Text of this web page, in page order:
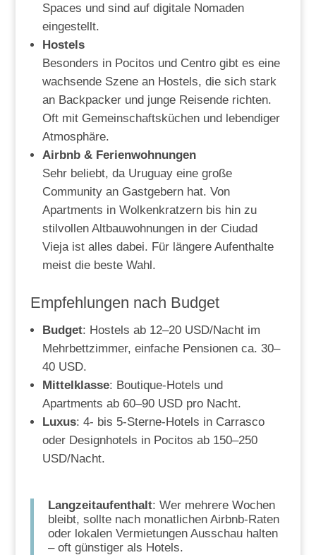
Spaces und sind auf digitale Nomaden
eingestellt.
Hostels
Besonders in Pocitos und Centro gibt es eine
wachsende Szene an Hostels, die sich stark
an Backpacker und junge Reisende richten.
Oft mit Gemeinschaftsküchen und lebendiger
Atmosphäre.
Airbnb & Ferienwohnungen
Sehr beliebt, da Uruguay eine große
Community an Gastgebern hat. Von
Apartments in Wolkenkratzern bis hin zu
stilvollen Altbauwohnungen in der Ciudad
Vieja ist alles dabei. Für längere Aufenthalte
meist die beste Wahl.
Empfehlungen nach Budget
Budget: Hostels ab 12–20 USD/Nacht im
Mehrbettzimmer, einfache Pensionen ca. 30–
40 USD.
Mittelklasse: Boutique-Hotels und
Apartments ab 60–90 USD pro Nacht.
Luxus: 4- bis 5-Sterne-Hotels in Carrasco
oder Designhotels in Pocitos ab 150–250
USD/Nacht.
Langzeitaufenthalt: Wer mehrere Wochen
bleibt, sollte nach monatlichen Airbnb-Raten
oder lokalen Vermietungen Ausschau halten
– oft günstiger als Hotels.